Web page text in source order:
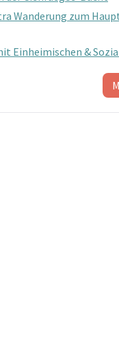
Wanderung zum
Einheimischen &